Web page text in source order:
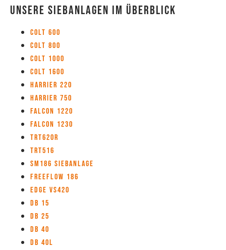
Unsere Siebanlagen im Überblick
Colt 600
Colt 800
Colt 1000
Colt 1600
Harrier 220
Harrier 750
Falcon 1220
Falcon 1230
TRT620R
TRT516
SM186 Siebanlage
Freeflow 186
Edge VS420
DB 15
DB 25
DB 40
DB 40L